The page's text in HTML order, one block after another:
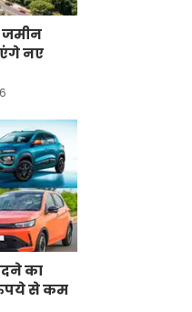
जमीन
नए
का
रुपये से कम